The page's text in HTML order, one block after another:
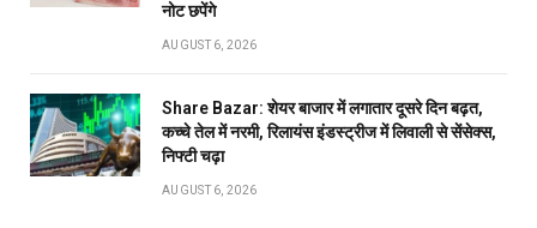
नोट छपेंगे
AUGUST 6, 2026
Share Bazar: शेयर बाजार में लगातार दूसरे दिन बढ़त,
कच्चे तेल में नरमी, रिलायंस इंडस्ट्रीज में लिवाली से सेंसेक्स,
निफ्टी चढ़ा
AUGUST 6, 2026